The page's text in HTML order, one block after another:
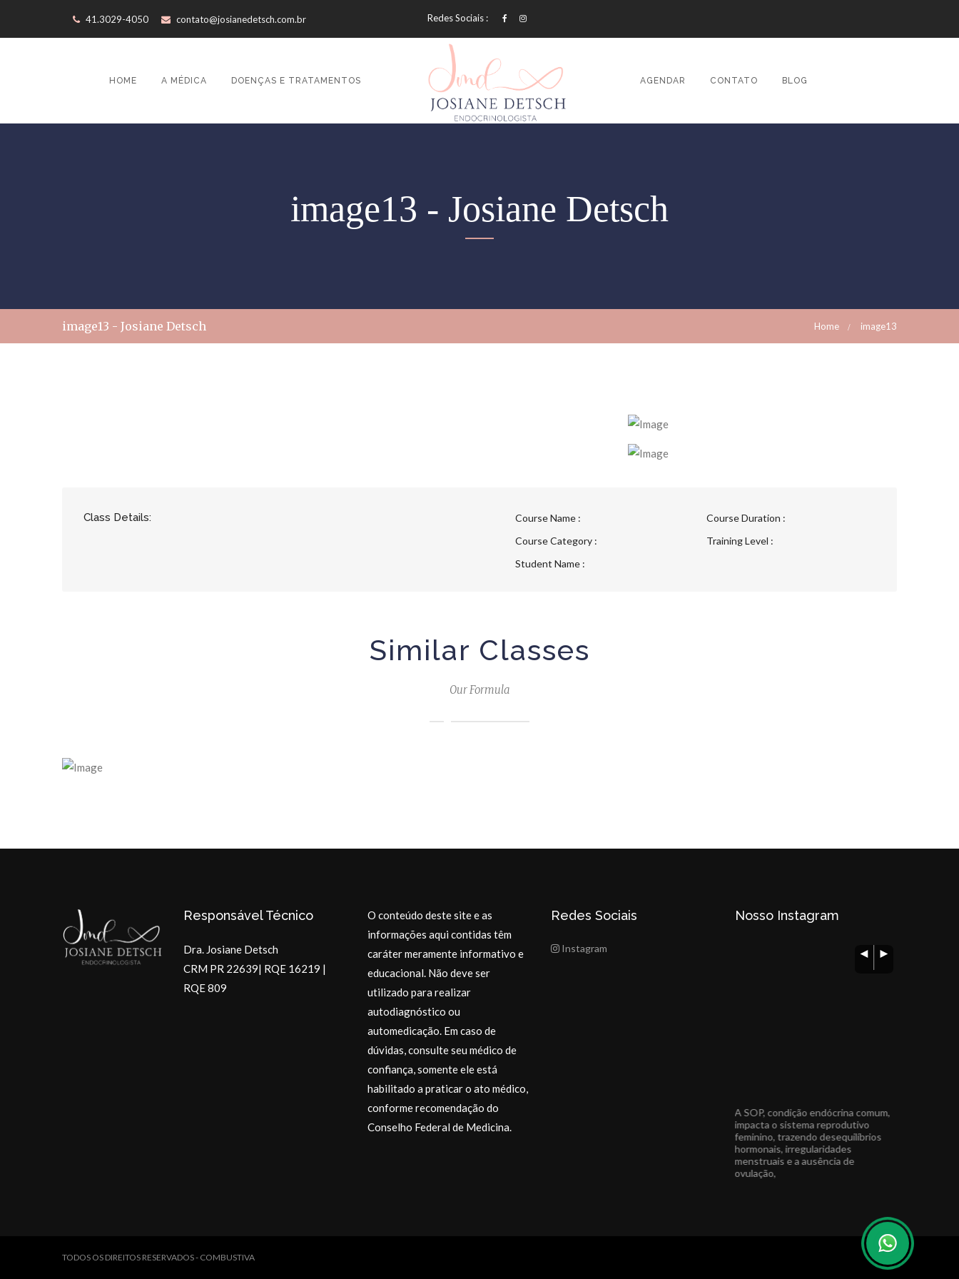
41.3029-4050 contato@josianedetsch.com.br Redes Sociais :
HOME A MÉDICA DOENÇAS E TRATAMENTOS AGENDAR CONTATO BLOG
image13 - Josiane Detsch
image13 - Josiane Detsch Home image13
Class Details:
Course Name :
Course Category :
Student Name :
Course Duration :
Training Level :
Similar Classes
Our Formula
Responsável Técnico
Dra. Josiane Detsch
CRM PR 22639| RQE 16219 |
RQE 809
O conteúdo deste site e as
informações aqui contidas têm
caráter meramente informativo e
educacional. Não deve ser
utilizado para realizar
autodiagnóstico ou
automedicação. Em caso de
dúvidas, consulte seu médico de
confiança, somente ele está
habilitado a praticar o ato médico,
conforme recomendação do
Conselho Federal de Medicina.
Redes Sociais
Instagram
Nosso Instagram
A SOP, condição endócrina comum,
impacta o sistema reprodutivo
feminino, trazendo desequilíbrios
hormonais, irregularidades
menstruais e a ausência de
ovulação,
TODOS OS DIREITOS RESERVADOS - COMBUSTIVA